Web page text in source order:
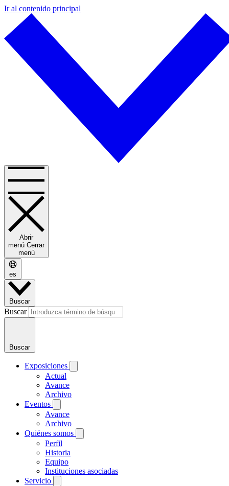
Ir al contenido principal
Abrir
menú Cerrar
menú
es
Buscar
Buscar
Buscar
Exposiciones
Actual
Avance
Archivo
Eventos
Avance
Archivo
Quiénes somos
Perfil
Historia
Equipo
Instituciones asociadas
Servicio